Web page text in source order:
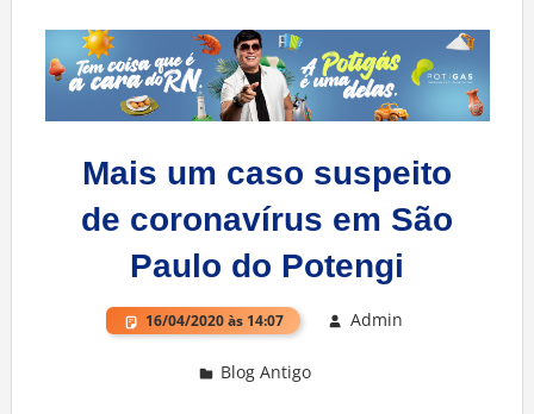
Mais um caso suspeito
de coronavírus em São
Paulo do Potengi
16/04/2020 às 14:07 Admin
Blog Antigo